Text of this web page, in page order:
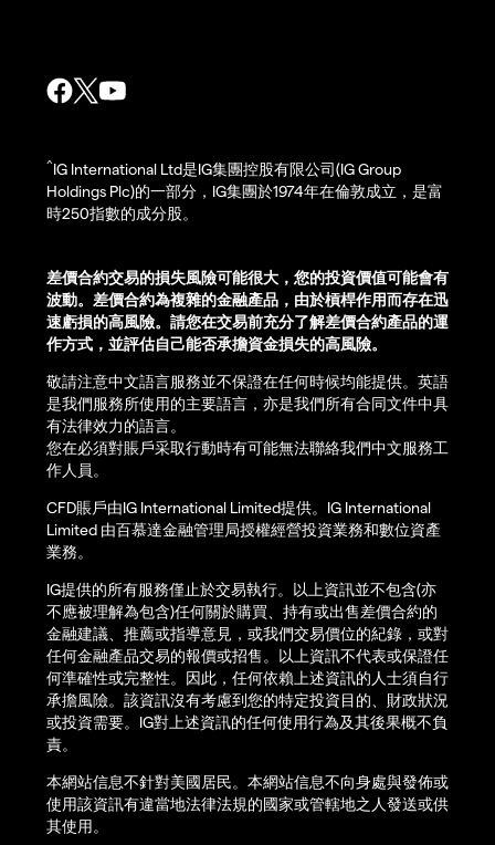
^IG International Ltd是IG集團控股有限公司(IG Group
Holdings Plc)的一部分，IG集團於1974年在倫敦成立，是富
時250指數的成分股。
差價合約交易的損失風險可能很大，您的投資價值可能會有
波動。差價合約為複雜的金融產品，由於槓桿作用而存在迅
速虧損的高風險。請您在交易前充分了解差價合約產品的運
作方式，並評估自己能否承擔資金損失的高風險。
敬請注意中文語言服務並不保證在任何時候均能提供。英語
是我們服務所使用的主要語言，亦是我們所有合同文件中具
有法律效力的語言。
您在必須對賬戶采取行動時有可能無法聯絡我們中文服務工
作人員。
CFD賬戶由IG International Limited提供。IG International
Limited 由百慕達金融管理局授權經營投資業務和數位資產
業務。
IG提供的所有服務僅止於交易執行。以上資訊並不包含(亦
不應被理解為包含)任何關於購買、持有或出售差價合約的
金融建議、推薦或指導意見，或我們交易價位的紀錄，或對
任何金融產品交易的報價或招售。以上資訊不代表或保證任
何準確性或完整性。因此，任何依賴上述資訊的人士須自行
承擔風險。該資訊沒有考慮到您的特定投資目的、財政狀況
或投資需要。IG對上述資訊的任何使用行為及其後果概不負
責。
本網站信息不針對美國居民。本網站信息不向身處與發佈或
使用該資訊有違當地法律法規的國家或管轄地之人發送或供
其使用。